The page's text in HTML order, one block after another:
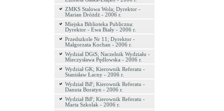
ZMKS Stalowa Wola; Dyrektor -
Marian Dróżdż - 2006 r.
Miejska Biblioteka Publiczna:
Dyrektor - Ewa Biały - 2006 r.
Przedszkole Nr 11; Dyrektor -
Małgorzata Kochan - 2006 r.
Wydział DGiS; Naczelnik Wydziału -
Mieczysława Pędlowska - 2006 r.
Wydział GK; Kierownik Referatu -
Stanisław Łacny - 2006 r.
Wydział BiF; Kierownik Referatu -
Danuta Boratyn - 2006 r.
Wydział BiF; Kierownik Referatu -
Marta Szkolak - 2006 r.